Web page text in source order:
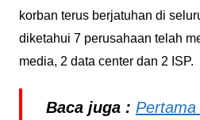
korban terus berjatuhan di
diketahui 7 perusahaan telah
media, 2 data center dan 2 ISP.
Baca juga : Pertama